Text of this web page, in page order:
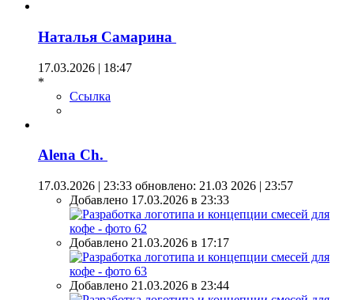
Наталья Самарина
17.03.2026 | 18:47
*
Ссылка
Alena Ch.
17.03.2026 | 23:33 обновлено: 21.03 2026 | 23:57
Добавлено 17.03.2026 в 23:33
Добавлено 21.03.2026 в 17:17
Добавлено 21.03.2026 в 23:44